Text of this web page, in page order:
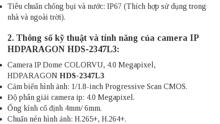
Tiêu chuẩn chống bụi và nước: IP67 (Thích hợp sử dụng trong
nhà và ngoài trời).
2. Thông số kỹ thuật và tính năng của camera IP
HDPARAGON HDS-2347L3:
Camera IP Dome COLORVU, 4.0 Megapixel,
HDPARAGON HDS-2347L3
Cảm biến hình ảnh: 1/1.8-inch Progressive Scan CMOS.
Độ phân giải camera ip: 4.0 Megapixel.
Ống kính cố định 4mm/ 6mm.
Chuẩn nén hình ảnh: H.265+, H.264+.